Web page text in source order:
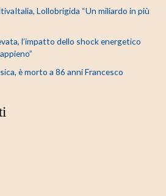
Lollobrigida “Un miliardo in più
l’impatto dello shock energetico
è morto a 86 anni Francesco